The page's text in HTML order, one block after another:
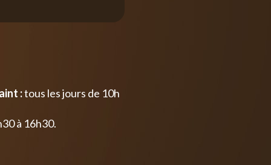
:tous les jours de 10h
à 16h30.